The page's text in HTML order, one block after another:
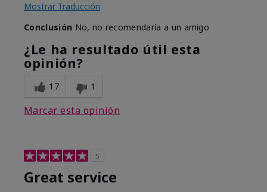
Mostrar Traducción
Conclusión No, no recomendaría a un amigo
¿Le ha resultado útil esta
opinión?
17 1
Marcar esta opinión
5
Great service